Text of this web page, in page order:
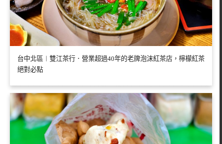
台中北區︱雙江茶行．營業超過40年的老牌泡沫紅茶店，檸檬紅茶
絕對必點